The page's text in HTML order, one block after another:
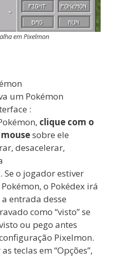
em Pixelmon
um Pokémon
:
clique com o
sobre ele
desacelerar,
Se o jogador estiver
o Pokédex irá
entrada desse
como “visto” se
ou pego antes
Pixelmon.
teclas em “Opções”,